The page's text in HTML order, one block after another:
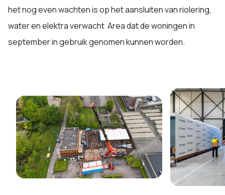
het nog even wachten is op het aansluiten van riolering,
water en elektra verwacht Area dat de woningen in
september in gebruik genomen kunnen worden.